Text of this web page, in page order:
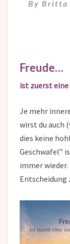
By Britta
Freude…
ist zuerst
Je mehr
wirst du auch
dies keine
Geschwafel”
immer
Entscheidung